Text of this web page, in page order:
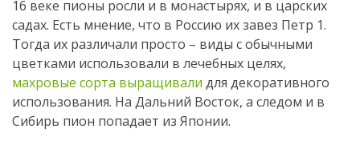
16 веке пионы росли и в монастырях, и в царских
садах. Есть мнение, что в Россию их завез Петр 1.
Тогда их различали просто – виды с обычными
цветками использовали в лечебных целях,
махровые сорта выращивали для декоративного
использования. На Дальний Восток, а следом и в
Сибирь пион попадает из Японии.